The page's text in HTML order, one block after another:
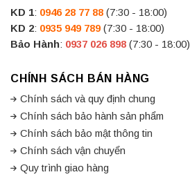
KD 1: 0946 28 77 88 (7:30 - 18:00)
KD 2: 0935 949 789 (7:30 - 18:00)
Bảo Hành: 0937 026 898 (7:30 - 18:00)
CHÍNH SÁCH BÁN HÀNG
Chính sách và quy định chung
Chính sách bảo hành sản phẩm
Chính sách bảo mật thông tin
Chính sách vận chuyển
Quy trình giao hàng